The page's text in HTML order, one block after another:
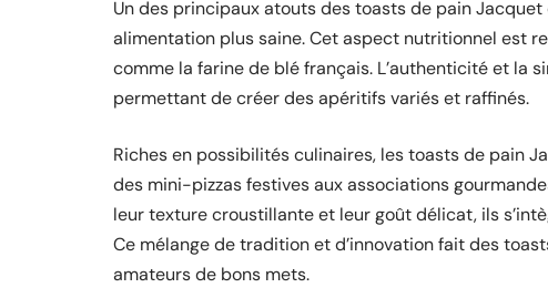
Un des principaux atouts des toasts de pain
alimentation plus saine. Cet aspect nutritionnel est
comme la farine de blé français. L’authenticité et la
permettant de créer des apéritifs variés et raffinés.
Riches en possibilités culinaires, les toasts de pain
des mini-pizzas festives aux associations
leur texture croustillante et leur goût délicat, ils
Ce mélange de tradition et d’innovation fait des
amateurs de bons mets.